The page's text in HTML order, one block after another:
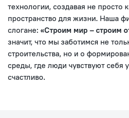
технологии, создавая не просто
пространство для жизни. Наша
слогане: «Строим мир – строим
значит, что мы заботимся не
строительства, но и о
среды, где люди чувствуют себя
счастливо.